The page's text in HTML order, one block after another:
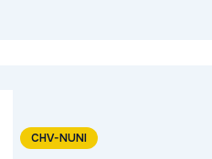
CHV-NUNI